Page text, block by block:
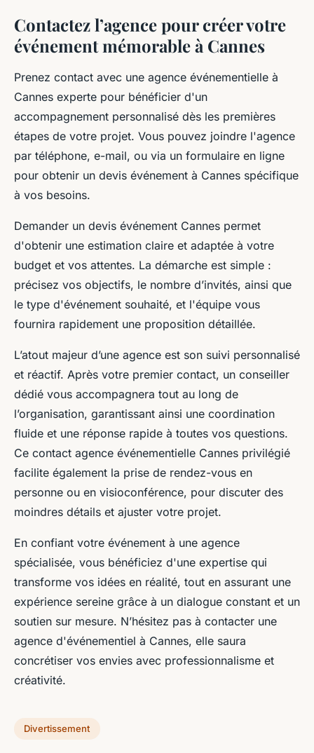
Contactez l’agence pour créer votre
événement mémorable à Cannes
Prenez contact avec une agence événementielle à
Cannes experte pour bénéficier d'un
accompagnement personnalisé dès les premières
étapes de votre projet. Vous pouvez joindre l'agence
par téléphone, e-mail, ou via un formulaire en ligne
pour obtenir un devis événement à Cannes spécifique
à vos besoins.
Demander un devis événement Cannes permet
d'obtenir une estimation claire et adaptée à votre
budget et vos attentes. La démarche est simple :
précisez vos objectifs, le nombre d’invités, ainsi que
le type d'événement souhaité, et l'équipe vous
fournira rapidement une proposition détaillée.
L’atout majeur d’une agence est son suivi personnalisé
et réactif. Après votre premier contact, un conseiller
dédié vous accompagnera tout au long de
l’organisation, garantissant ainsi une coordination
fluide et une réponse rapide à toutes vos questions.
Ce contact agence événementielle Cannes privilégié
facilite également la prise de rendez-vous en
personne ou en visioconférence, pour discuter des
moindres détails et ajuster votre projet.
En confiant votre événement à une agence
spécialisée, vous bénéficiez d'une expertise qui
transforme vos idées en réalité, tout en assurant une
expérience sereine grâce à un dialogue constant et un
soutien sur mesure. N’hésitez pas à contacter une
agence d'événementiel à Cannes, elle saura
concrétiser vos envies avec professionnalisme et
créativité.
Divertissement